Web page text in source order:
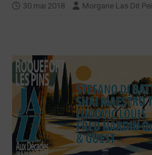
30 mai 2018 Morgane Las Dit